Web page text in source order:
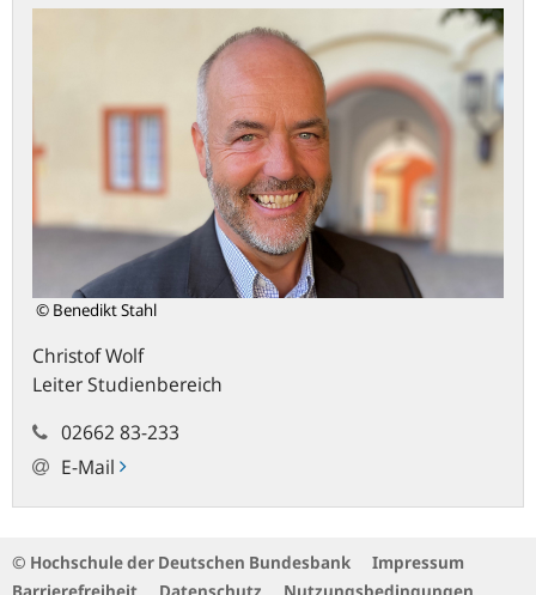
© Benedikt Stahl
ChristofWolf
Leiter Studienbereich
02662 83-233
E-Mail
© Hochschule der Deutschen Bundesbank
Impressum